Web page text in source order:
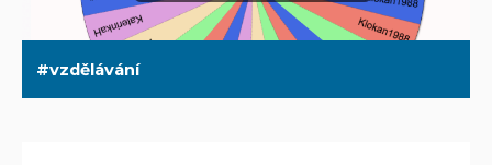
vzdělávání